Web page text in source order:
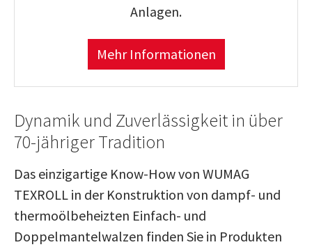
Anlagen.
Mehr Informationen
Dynamik und Zuverlässigkeit in über
70-jähriger Tradition
Das ein­zig­ar­tige Know-How von WUMAG
TEXROLL in der Kon­struk­tion von dampf- und
ther­mo­öl­be­heizten Einfach- und
Doppelmantelwalzen finden Sie in Produkten